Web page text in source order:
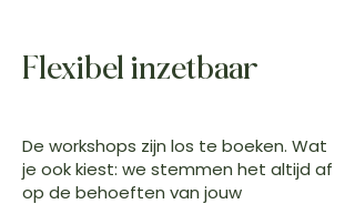
Flexibel inzetbaar
De workshops zijn los te boeken. Wat
je ook kiest: we stemmen het altijd af
op de behoeften van jouw